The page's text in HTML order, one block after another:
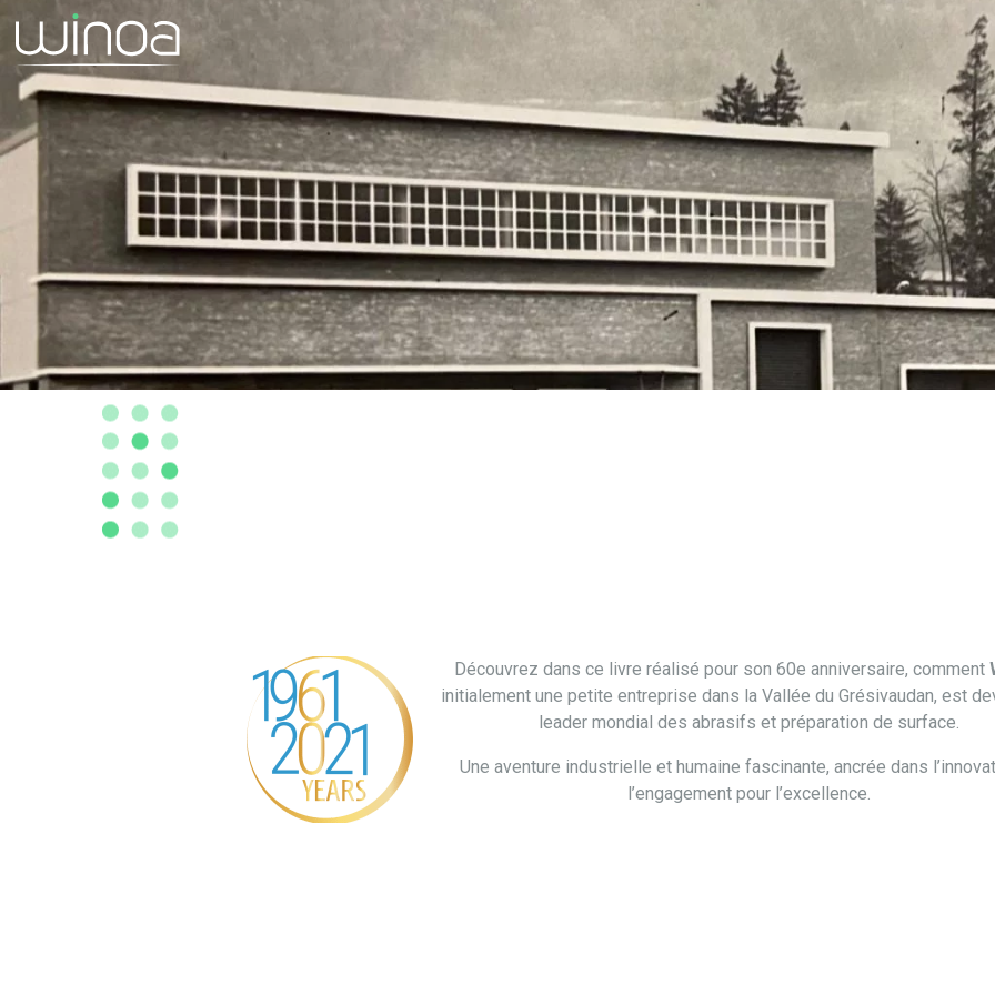
Découvrez dans ce livre réalisé pour son 60e anniversaire, comment
initialement une petite entreprise dans la Vallée du Grésivaudan, est
leader mondial des abrasifs et préparation de surface.
Une aventure industrielle et humaine fascinante, ancrée dans
l’engagement pour l’excellence.